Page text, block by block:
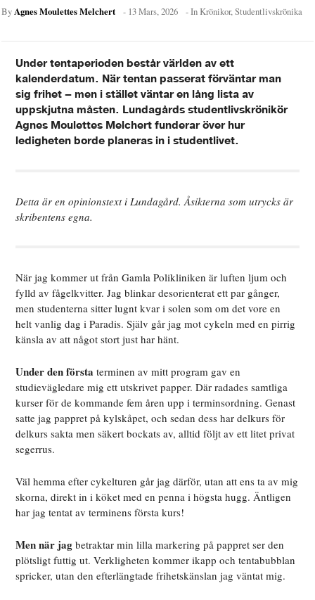
ByAgnes Moulettes Melchert - 13 Mars, 2026 - In Krönikor,Studentlivskrönika
Under tentaperioden består världen av ett
kalenderdatum. När tentan passerat förväntar man
sig frihet – men i stället väntar en lång lista av
uppskjutna måsten. Lundagårds studentlivskrönikör
Agnes Moulettes Melchert funderar över hur
ledigheten borde planeras in i studentlivet.
Detta är en opinionstext i Lundagård. Åsikterna som utrycks är
skribentens egna.
När jag kommer ut från Gamla Polikliniken är luften ljum och
fylld av fågelkvitter. Jag blinkar desorienterat ett par gånger,
men studenterna sitter lugnt kvar i solen som om det vore en
helt vanlig dag i Paradis. Själv går jag mot cykeln med en pirrig
känsla av att något stort just har hänt.
Under den första terminen av mitt program gav en
studievägledare mig ett utskrivet papper. Där radades samtliga
kurser för de kommande fem åren upp i terminsordning. Genast
satte jag pappret på kylskåpet, och sedan dess har delkurs för
delkurs sakta men säkert bockats av, alltid följt av ett litet privat
segerrus.
Väl hemma efter cykelturen går jag därför, utan att ens ta av mig
skorna, direkt in i köket med en penna i högsta hugg. Äntligen
har jag tentat av terminens första kurs!
Men när jag betraktar min lilla markering på pappret ser den
plötsligt futtig ut. Verkligheten kommer ikapp och tentabubblan
spricker, utan den efterlängtade frihetskänslan jag väntat mig.